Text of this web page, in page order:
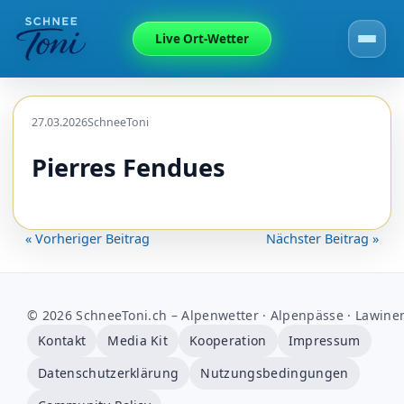
Live Ort-Wetter
27.03.2026SchneeToni
Pierres Fendues
« Vorheriger Beitrag Nächster Beitrag »
© 2026 SchneeToni.ch – Alpenwetter · Alpenpässe ·
Kontakt
Media Kit Kooperation
Impressum
Datenschutzerklärung
Nutzungsbedingungen